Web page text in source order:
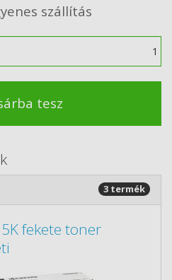
szállítás
tesz
3 termék
fekete toner